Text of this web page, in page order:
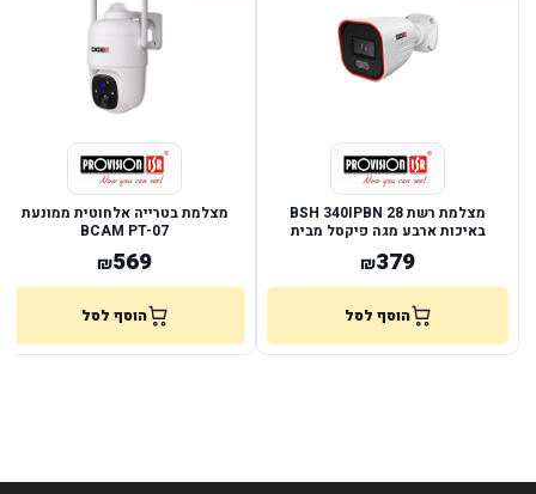
מצלמת רשת BSH 340IPBN 28
באיכות ארבע מגה פיקסל מבית
PROVISION ISR
₪379
הוסף לסל
מצלמת בטרייה אלחוטית ממונעת
BCAM PT-07
₪569
הוסף לסל